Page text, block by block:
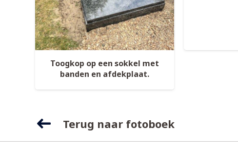
Toogkop op een sokkel met
banden en afdekplaat.
Terug naar fotoboek